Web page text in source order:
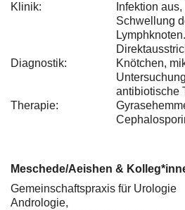
Klinik:
Infektion
Schwellung
Lymphknoten.
Diagnostik:
Knötchen,
Untersuchung
Therapie:
antibiotische
Meschede/Aeishen &
Gemeinschaftspraxis für Urologie
Andrologie,